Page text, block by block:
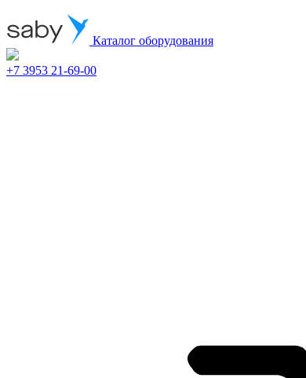
Каталог оборудования
+7 3953 21-69-00